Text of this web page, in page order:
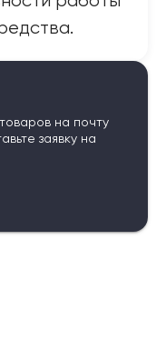
на почту
заявку на